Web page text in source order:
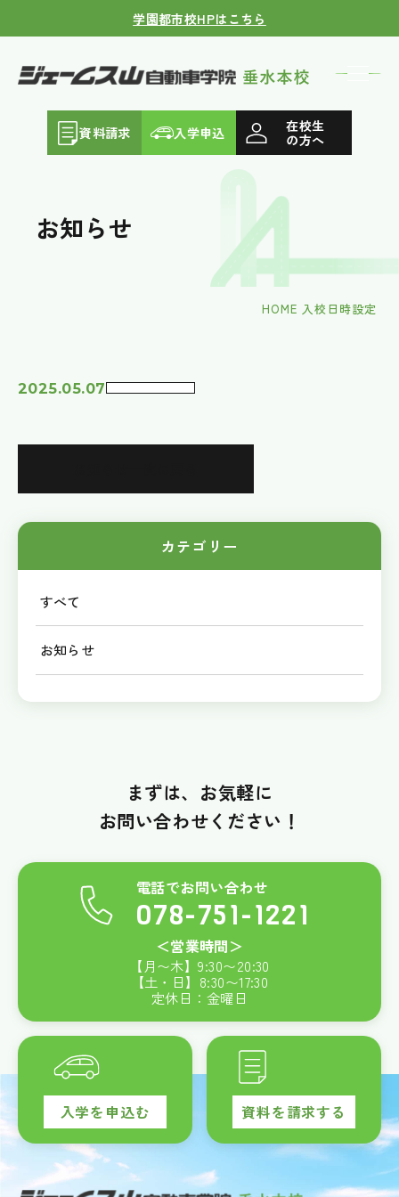
学園都市校HPはこちら
資料請求 入学申込
在校生
の方へ
お知らせ
HOME 入校日時設定
2025.05.07
カテゴリー
すべて
お知らせ
まずは、お気軽に
お問い合わせください！
電話でお問い合わせ
078-751-1221
＜営業時間＞
【月〜木】9:30〜20:30
【土・日】 8:30〜17:30
定休日：金曜日
入学を申込む 資料を請求する